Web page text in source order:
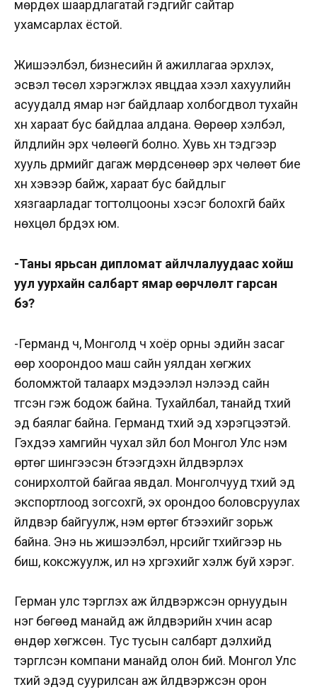
мөрдөх шаардлагатай гэдгийг сайтар
ухамсарлах ёстой.
Жишээлбэл, бизнесийн үй ажиллагаа эрхлэх,
эсвэл төсөл хэрэгжүүлэх явцдаа хээл хахуулийн
асуудалд ямар нэг байдлаар холбогдвол тухайн
хүн хараат бус байдлаа алдана. Өөрөөр хэлбэл,
үйлдлийн эрх чөлөөгүй болно. Хувь хүн тэдгээр
хууль дүрмийг дагаж мөрдсөнөөр эрх чөлөөт бие
хүн хэвээр байж, хараат бус байдлыг
хязгаарладаг тогтолцооны хэсэг болохгүй байх
нөхцөл бүрдэх юм.
-Таны ярьсан дипломат айлчлалуудаас хойш
уул уурхайн салбарт ямар өөрчлөлт гарсан
бэ?
-Германд ч, Монголд ч хоёр орны эдийн засаг
өөр хоорондоо маш сайн уялдан хөгжих
боломжтой талаарх мэдээлэл нэлээд сайн
түгсэн гэж бодож байна. Тухайлбал, танайд түүхий
эд баялаг байна. Германд түүхий эд хэрэгцээтэй.
Гэхдээ хамгийн чухал зүйл бол Монгол Улс нэмүү
өртөг шингээсэн бүтээгдэхүүн үйлдвэрлэх
сонирхолтой байгаа явдал. Монголчууд түүхий эд
экспортлоод зогсохгүй, эх орондоо боловсруулах
үйлдвэр байгуулж, нэмүү өртөг бүтээхийг зорьж
байна. Энэ нь жишээлбэл, нүүрсийг түүхийгээр нь
биш, коксжуулж, илүү үнэ хүргэхийг хэлж буй хэрэг.
Герман улс тэргүүлэх аж үйлдвэржсэн орнуудын
нэг бөгөөд манайд аж үйлдвэрийн хүчин асар
өндөр хөгжсөн. Тус тусын салбарт дэлхийд
тэргүүлсэн компани манайд олон бий. Монгол Улс
түүхий эдэд суурилсан аж үйлдвэржсэн орон